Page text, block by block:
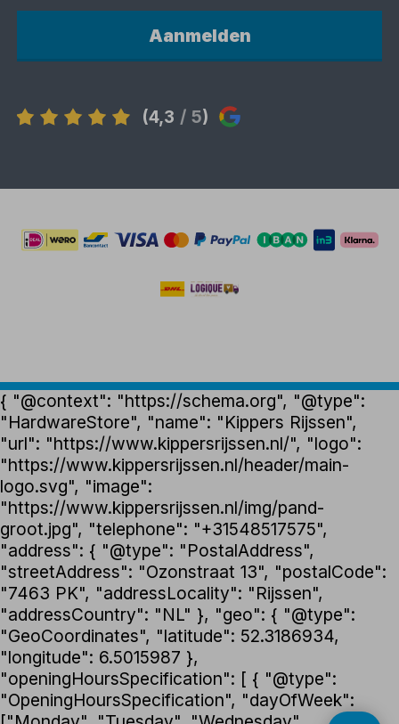
Aanmelden
(4,3 / 5)
{ "@context": "https://schema.org", "@type":
"HardwareStore", "name": "Kippers Rijssen",
"url": "https://www.kippersrijssen.nl/", "logo":
"https://www.kippersrijssen.nl/header/main-
logo.svg", "image":
"https://www.kippersrijssen.nl/img/pand-
groot.jpg", "telephone": "+31548517575",
"address": { "@type": "PostalAddress",
"streetAddress": "Ozonstraat 13", "postalCode":
"7463 PK", "addressLocality": "Rijssen",
"addressCountry": "NL" }, "geo": { "@type":
"GeoCoordinates", "latitude": 52.3186934,
"longitude": 6.5015987 },
"openingHoursSpecification": [ { "@type":
"OpeningHoursSpecification", "dayOfWeek":